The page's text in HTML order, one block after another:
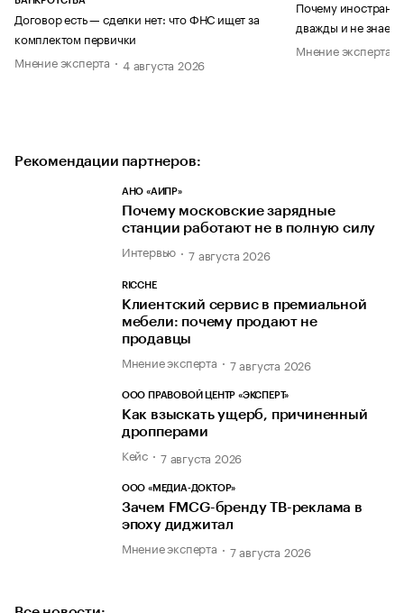
Договор есть — сделки нет: что ФНС ищет за
комплектом первички
Мнение эксперта
4 августа 2026
Почему
дважды и не знает
Мнение эксперта
Рекомендации партнеров:
АНО «АИПР»
Почему московские зарядные
станции работают не в полную силу
Интервью 7 августа 2026
RICCHE
Клиентский сервис в премиальной
мебели: почему продают не
продавцы
Мнение эксперта 7 августа 2026
ООО ПРАВОВОЙ ЦЕНТР «ЭКСПЕРТ»
Как взыскать ущерб, причиненный
дропперами
Кейс 7 августа 2026
ООО «МЕДИА-ДОКТОР»
Зачем FMCG-бренду ТВ-реклама в
эпоху диджитал
Мнение эксперта 7 августа 2026